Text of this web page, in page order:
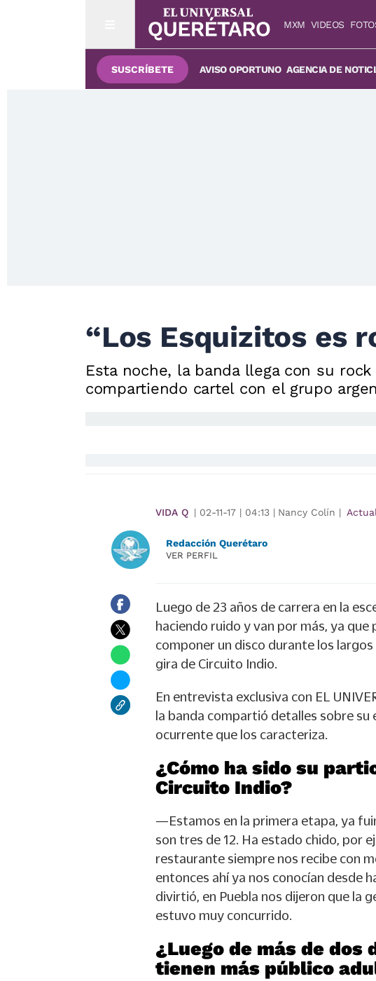
MXM VIDEOS
SUSCRÍBETE AVISO OPORTUNO AGENCIA DE
“Los Esquizitos es
Esta noche, la banda llega con su
compartiendo cartel con el grupo
VIDA Q | 02-11-17 | 04:13 | Nancy Colín |
Redacción Querétaro
VER PERFIL
Luego de 23 años de carrera en la
haciendo ruido y van por más, ya que
componer un disco durante los
gira de Circuito Indio.
En entrevista exclusiva con EL
la banda compartió detalles sobre
ocurrente que los caracteriza.
¿Cómo ha sido su
Circuito Indio?
—Estamos en la primera etapa, ya
son tres de 12. Ha estado chido, por
restaurante siempre nos recibe con
entonces ahí ya nos conocían desde
divirtió, en Puebla nos dijeron que la
estuvo muy concurrido.
¿Luego de más de dos
tienen más público